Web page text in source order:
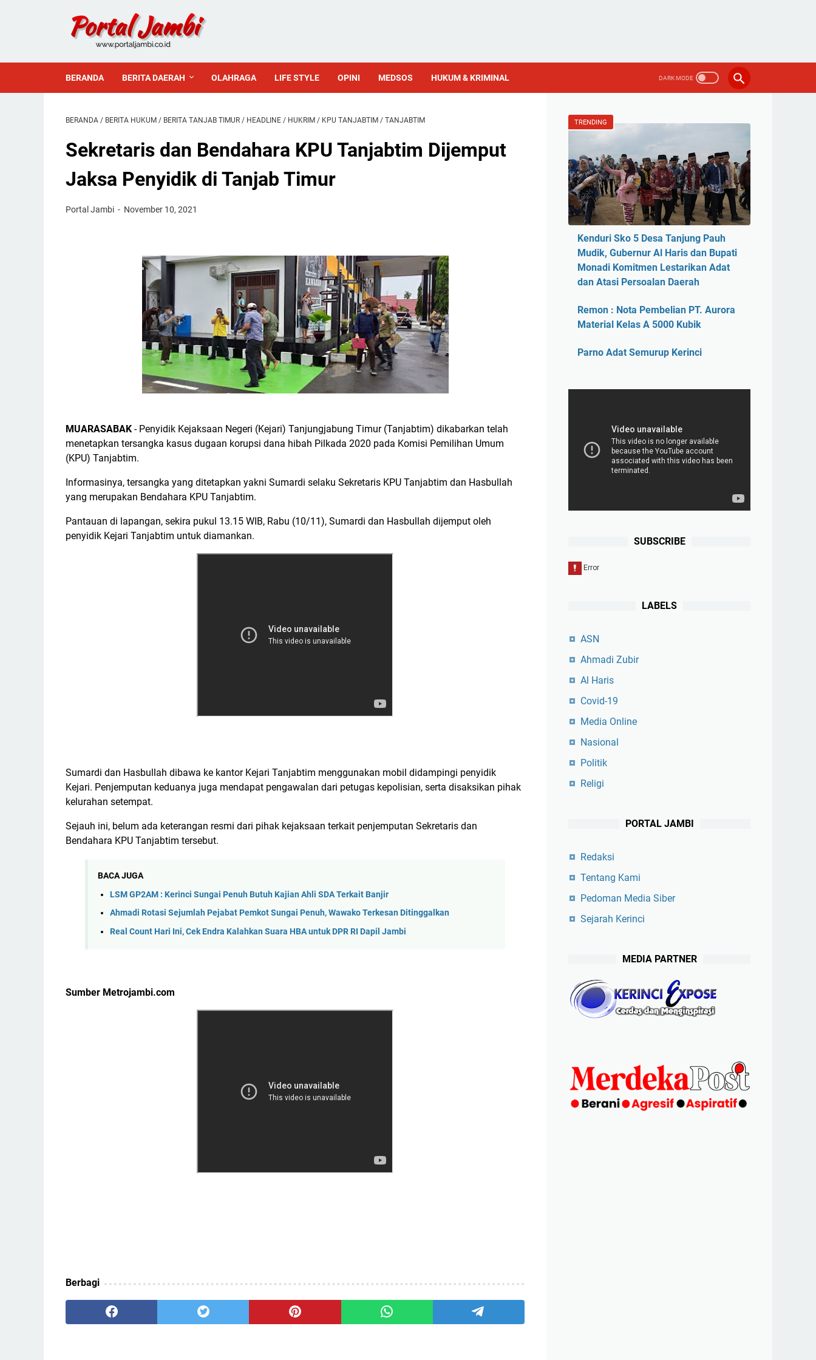
BERANDA BERITA DAERAH OLAHRAGA LIFE STYLE OPINI MEDSOS HUKUM & KRIMINAL
BERANDA / BERITA HUKUM / BERITA TANJAB TIMUR / HEADLINE / HUKRIM / KPU TANJABTIM / TANJABTIM
Sekretaris dan Bendahara KPU Tanjabtim Dijemput
Jaksa Penyidik di Tanjab Timur
Portal Jambi November 10, 2021
MUARASABAK - Penyidik Kejaksaan Negeri (Kejari) Tanjungjabung Timur (Tanjabtim) dikabarkan telah
menetapkan tersangka kasus dugaan korupsi dana hibah Pilkada 2020 pada Komisi Pemilihan Umum
(KPU) Tanjabtim.
Informasinya, tersangka yang ditetapkan yakni Sumardi selaku Sekretaris KPU Tanjabtim dan Hasbullah
yang merupakan Bendahara KPU Tanjabtim.
Pantauan di lapangan, sekira pukul 13.15 WIB, Rabu (10/11), Sumardi dan Hasbullah dijemput oleh
penyidik Kejari Tanjabtim untuk diamankan.
Sumardi dan Hasbullah dibawa ke kantor Kejari Tanjabtim menggunakan mobil didampingi penyidik
Kejari. Penjemputan keduanya juga mendapat pengawalan dari petugas kepolisian, serta disaksikan pihak
kelurahan setempat.
Sejauh ini, belum ada keterangan resmi dari pihak kejaksaan terkait penjemputan Sekretaris dan
Bendahara KPU Tanjabtim tersebut.
BACA JUGA
LSM GP2AM : Kerinci Sungai Penuh Butuh Kajian Ahli SDA Terkait Banjir
Ahmadi Rotasi Sejumlah Pejabat Pemkot Sungai Penuh, Wawako Terkesan Ditinggalkan
Real Count Hari Ini, Cek Endra Kalahkan Suara HBA untuk DPR RI Dapil Jambi
Sumber Metrojambi.com
Berbagi
TRENDING
Kenduri Sko 5 Desa Tanjung Pauh
Mudik, Gubernur Al Haris dan Bupati
Monadi Komitmen Lestarikan Adat
dan Atasi Persoalan Daerah
Remon : Nota Pembelian PT. Aurora
Material Kelas A 5000 Kubik
Parno Adat Semurup Kerinci
SUBSCRIBE
LABELS
ASN
Ahmadi Zubir
Al Haris
Covid-19
Media Online
Nasional
Politik
Religi
PORTAL JAMBI
Redaksi
Tentang Kami
Pedoman Media Siber
Sejarah Kerinci
MEDIA PARTNER